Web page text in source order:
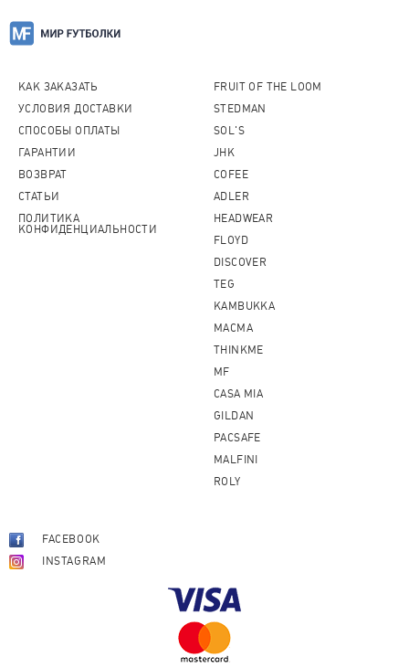
КАК ЗАКАЗАТЬ
УСЛОВИЯ ДОСТАВКИ
СПОСОБЫ ОПЛАТЫ
ГАРАНТИИ
ВОЗВРАТ
СТАТЬИ
ПОЛИТИКА
КОНФИДЕНЦИАЛЬНОСТИ
FRUIT OF THE LOOM
STEDMAN
SOL'S
JHK
COFEE
ADLER
HEADWEAR
FLOYD
DISCOVER
TEG
KAMBUKKA
MACMA
THINKME
MF
CASA MIA
GILDAN
PACSAFE
MALFINI
ROLY
FACEBOOK
INSTAGRAM